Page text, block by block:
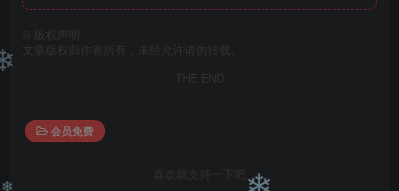
版权声明
文章版权归作者所有，未经允许请勿转载。
THE END
会员免费
喜欢就支持一下吧